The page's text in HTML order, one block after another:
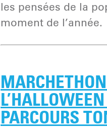
les pensées de la
moment de l’année.
PARCOURS